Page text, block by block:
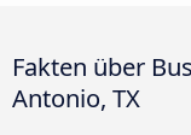
Fakten über
Antonio, TX